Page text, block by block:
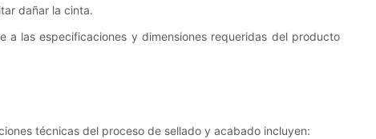
dañar la cinta.
las especificaciones y dimensiones requeridas del producto
técnicas del proceso de sellado y acabado incluyen: